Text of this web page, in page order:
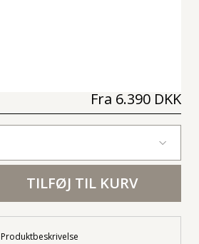
Fra 6.390 DKK
TILFØJ TIL KURV
Produktbeskrivelse